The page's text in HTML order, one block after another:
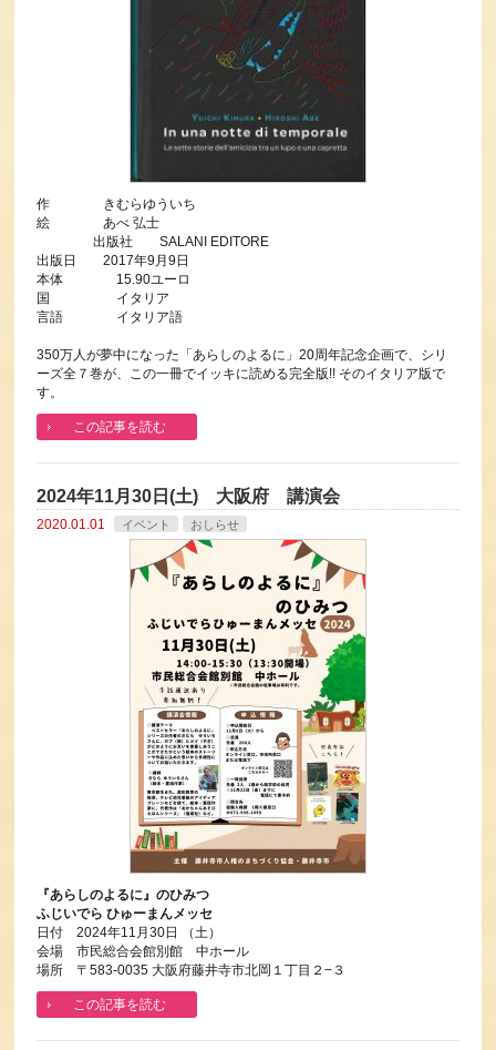
作 きむらゆういち
絵 あべ 弘士
出版社 SALANI EDITORE
出版日 2017年9月9日
本体 15.90ユーロ
国 イタリア
言語 イタリア語
350万人が夢中になった「あらしのよるに」20周年記念企画で、シリ
ーズ全７巻が、この一冊でイッキに読める完全版!! そのイタリア版で
す。
この記事を読む
2024年11月30日(土) 大阪府 講演会
2020.01.01 イベント おしらせ
『あらしのよるに』のひみつ
ふじいでら ひゅーまんメッセ
日付 2024年11月30日 （土）
会場 市民総合会館別館 中ホール
場所 〒583-0035 大阪府藤井寺市北岡１丁目２−３
この記事を読む